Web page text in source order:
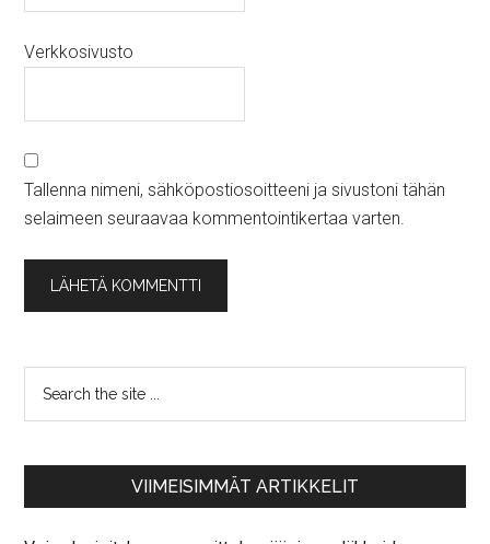
Verkkosivusto
Tallenna nimeni, sähköpostiosoitteeni ja sivustoni tähän
selaimeen seuraavaa kommentointikertaa varten.
VIIMEISIMMÄT ARTIKKELIT